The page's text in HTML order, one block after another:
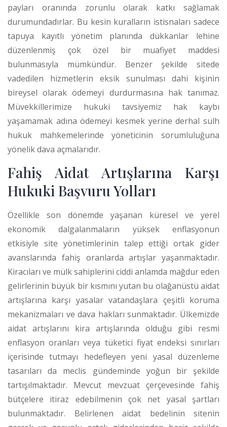
payları oranında zorunlu olarak katkı sağlamak
durumundadırlar. Bu kesin kuralların istisnaları sadece
tapuya kayıtlı yönetim planında dükkanlar lehine
düzenlenmiş çok özel bir muafiyet maddesi
bulunmasıyla mümkündür. Benzer şekilde sitede
vadedilen hizmetlerin eksik sunulması dahi kişinin
bireysel olarak ödemeyi durdurmasına hak tanımaz.
Müvekkillerimize hukuki tavsiyemiz hak kaybı
yaşamamak adına ödemeyi kesmek yerine derhal sulh
hukuk mahkemelerinde yöneticinin sorumluluğuna
yönelik dava açmalarıdır.
Fahiş Aidat Artışlarına Karşı
Hukuki Başvuru Yolları
Özellikle son dönemde yaşanan küresel ve yerel
ekonomik dalgalanmaların yüksek enflasyonun
etkisiyle site yönetimlerinin talep ettiği ortak gider
avanslarında fahiş oranlarda artışlar yaşanmaktadır.
Kiracıları ve mülk sahiplerini ciddi anlamda mağdur eden
gelirlerinin büyük bir kısmını yutan bu olağanüstü aidat
artışlarına karşı yasalar vatandaşlara çeşitli koruma
mekanizmaları ve dava hakları sunmaktadır. Ülkemizde
aidat artışlarını kira artışlarında olduğu gibi resmi
enflasyon oranları veya tüketici fiyat endeksi sınırları
içerisinde tutmayı hedefleyen yeni yasal düzenleme
tasarıları da meclis gündeminde yoğun bir şekilde
tartışılmaktadır. Mevcut mevzuat çerçevesinde fahiş
bütçelere itiraz edebilmenin çok net yasal şartları
bulunmaktadır. Belirlenen aidat bedelinin sitenin